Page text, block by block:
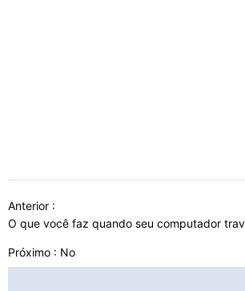
Anterior :
O que você faz quando seu computador
Próximo : No